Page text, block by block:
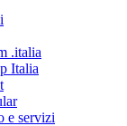
.italia
Italia
e servizi